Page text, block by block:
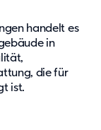
handelt es
in
die für
ist.